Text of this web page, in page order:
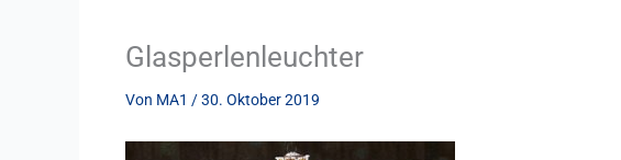
Glasperlenleuchter
Von MA1 /30. Oktober 2019